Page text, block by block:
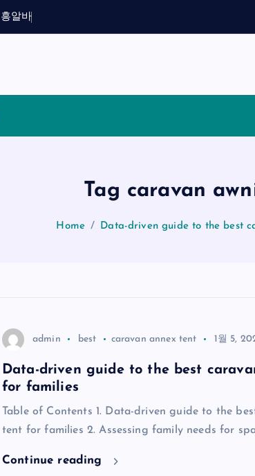
흥알바
Tag caravan
Home Data-driven guide to the best
admin best caravan annex tent 1월 5,
Data-driven guide to the best
for families
Table of Contents 1. Data-driven guide to the
tent for families 2. Assessing family needs for
Continue reading